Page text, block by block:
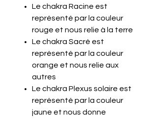
Le chakra Racine est
représenté par la couleur
rouge et nous relie à la terre
Le chakra Sacré est
représenté par la couleur
orange et nous relie aux
autres
Le chakra Plexus solaire est
représenté par la couleur
jaune et nous donne